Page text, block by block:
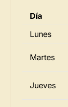
Día
Lunes
Martes
Jueves